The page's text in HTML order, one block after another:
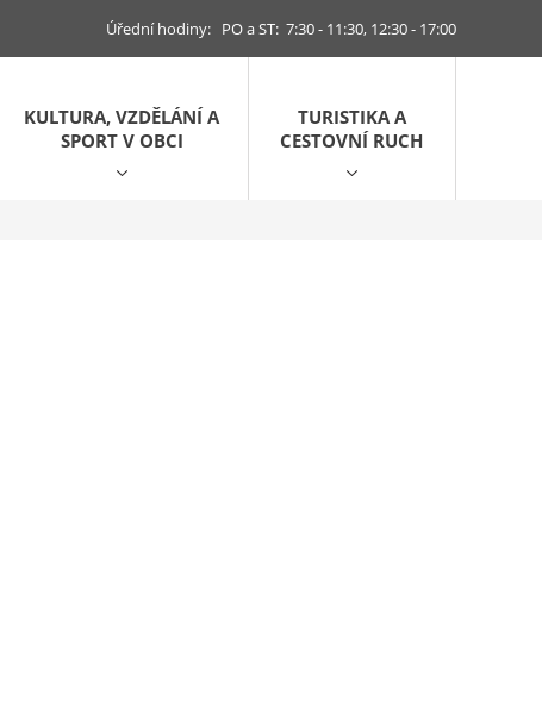
Úřední hodiny: PO a ST: 7:30 - 11:30, 12:30 - 17:00
KULTURA, VZDĚLÁNÍ A
SPORT V OBCI
TURISTIKA A
CESTOVNÍ RUCH